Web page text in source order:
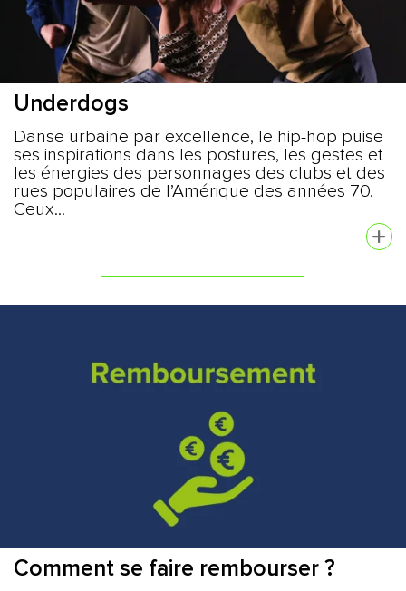
Underdogs
Danse urbaine par excellence, le hip-hop puise
ses inspirations dans les postures, les gestes et
les énergies des personnages des clubs et des
rues populaires de l’Amérique des années 70.
Ceux...
Comment se faire rembourser ?